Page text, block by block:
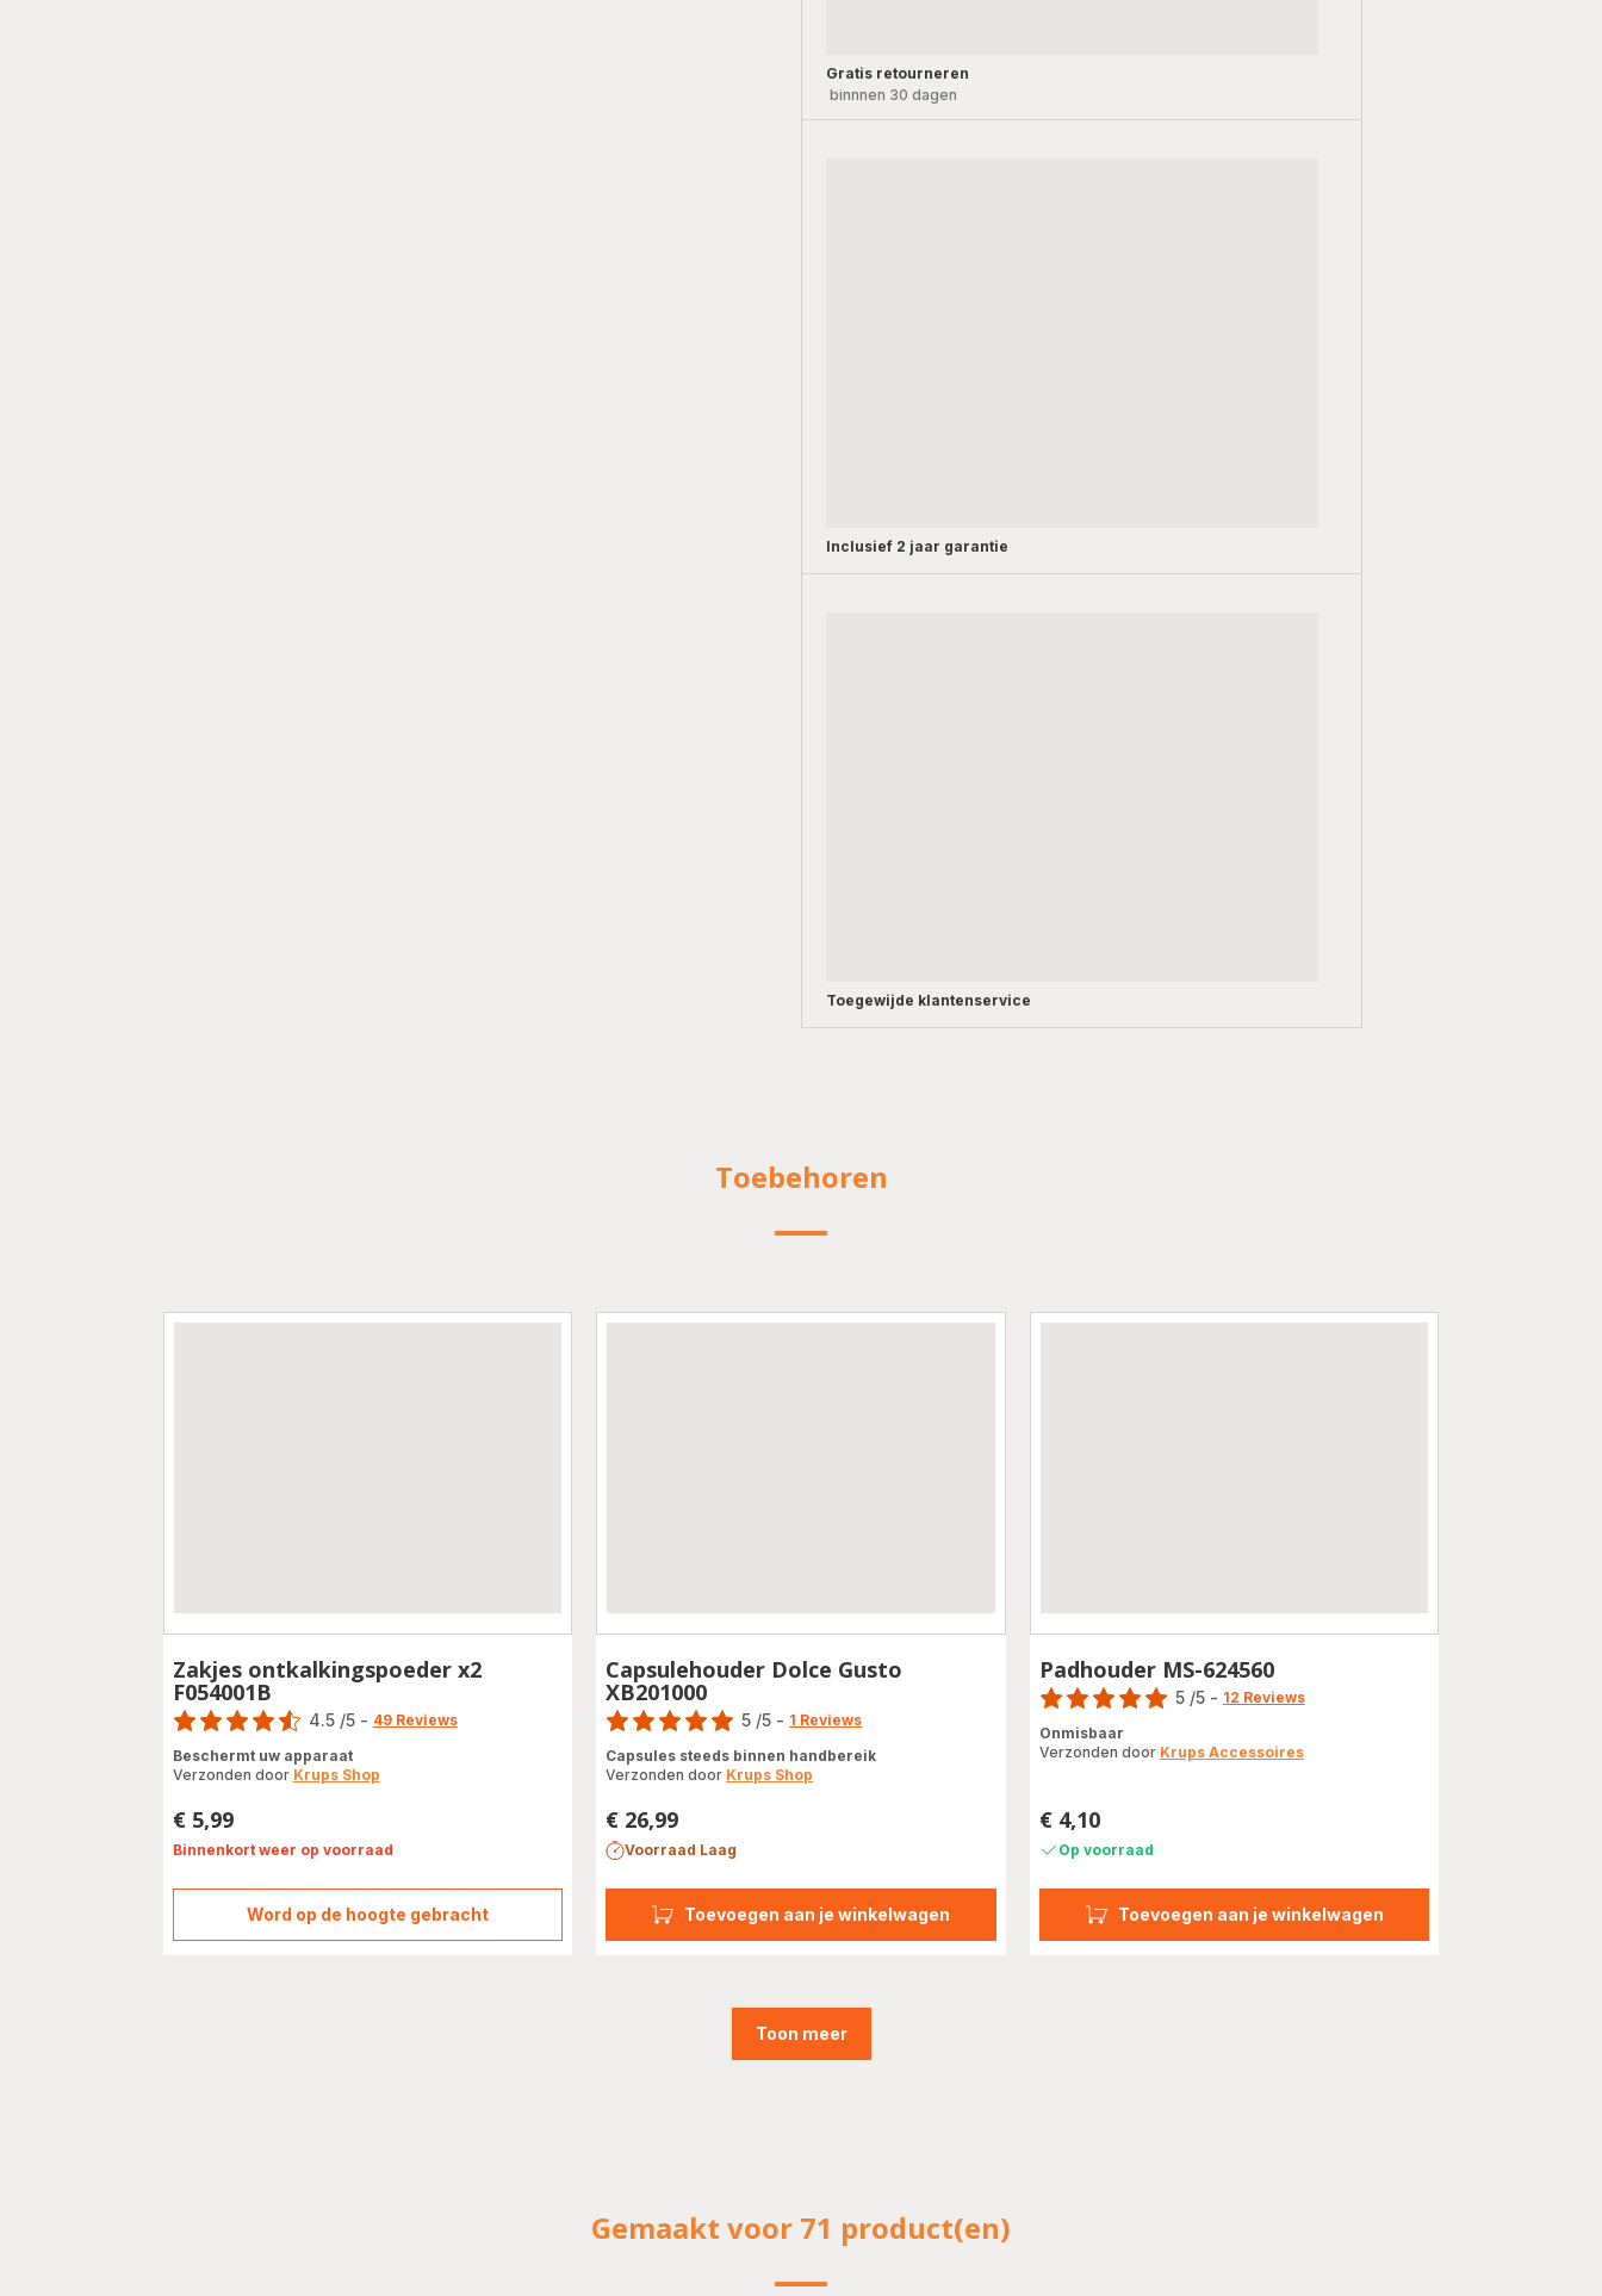
Gratis retourneren
binnnen 30 dagen
Inclusief 2 jaar garantie
Toegewijde klantenservice
Toebehoren
Word op de hoogte gebracht
Zakjes
ontkalkingspoeder
Zakjes ontkalkingspoeder x2
F054001B
Score
4.5 /5 - 49 Reviews
Beschermt uw apparaat
Verzonden door Krups Shop
Prijs
€ 5,99
Binnenkort weer op voorraad
Toevoegen aan je winkelwagen
Capsulehouder Dolce Gusto
XB201000
Score
met
sterren
(gemiddeld)
5 /5 - 1 Reviews
Capsules steeds binnen handbereik
Verzonden door Krups Shop
Prijs
€ 26,99
Voorraad Laag
Toevoegen aan je winkelwagen
Padhouder MS-624560
Score
met
(gemiddeld)
5 /5 - 12 Reviews
Onmisbaar
Verzonden door Krups Accessoires
Prijs
€ 4,10
Op voorraad
Toon meer
Gemaakt voor 71 product(en)